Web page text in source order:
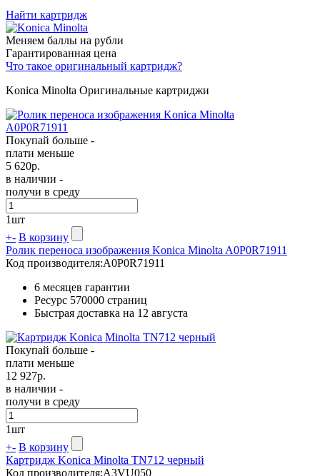
Найти картридж
Меняем баллы на рубли
Гарантированная цена
Что такое оригинальный картридж?
Konica Minolta Оригинальные картриджи
Покупай больше -
плати меньше
5 620р.
в наличии -
получи в среду
1шт
+- В корзину
Ролик переноса изображения Konica Minolta A0P0R71911
Код производителя:A0P0R71911
6 месяцев гарантии
Ресурс 570000 страниц
Быстрая доставка на 12 августа
Покупай больше -
плати меньше
12 927р.
в наличии -
получи в среду
1шт
+- В корзину
Картридж Konica Minolta TN712 черный
Код производителя:A3VU050